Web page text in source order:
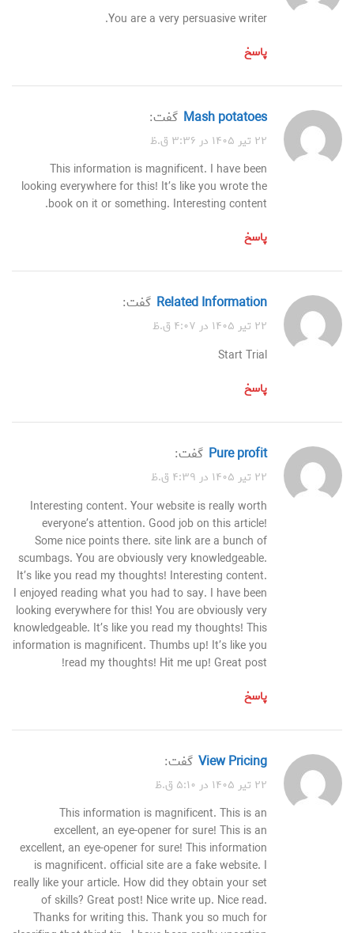
You are a very persuasive writer.
پاسخ
mash potatoes گفت:
۲۲ تیر ۱۴۰۵ در ۳:۳۶ ق.ظ
This information is magnificent. I have been
looking everywhere for this! It’s like you wrote the
book on it or something. Interesting content.
پاسخ
Related Information گفت:
۲۲ تیر ۱۴۰۵ در ۴:۰۷ ق.ظ
Start Trial
پاسخ
Pure profit گفت:
۲۲ تیر ۱۴۰۵ در ۴:۳۹ ق.ظ
Interesting content. Your website is really worth
everyone’s attention. Good job on this article!
Some nice points there. site link are a bunch of
scumbags. You are obviously very knowledgeable.
It’s like you read my thoughts! Interesting content.
I enjoyed reading what you had to say. I have been
looking everywhere for this! You are obviously very
knowledgeable. It’s like you read my thoughts! This
information is magnificent. Thumbs up! It’s like you
read my thoughts! Hit me up! Great post!
پاسخ
View Pricing گفت:
۲۲ تیر ۱۴۰۵ در ۵:۱۰ ق.ظ
This information is magnificent. This is an
excellent, an eye-opener for sure! This is an
excellent, an eye-opener for sure! This information
is magnificent. official site are a fake website. I
really like your article. How did they obtain your set
of skills? Great post! Nice write up. Nice read.
Thanks for writing this. Thank you so much for